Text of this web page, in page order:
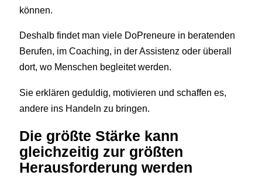
können.
Deshalb findet man viele DoPreneure in beratenden
Berufen, im Coaching, in der Assistenz oder überall
dort, wo Menschen begleitet werden.
Sie erklären geduldig, motivieren und schaffen es,
andere ins Handeln zu bringen.
Die größte Stärke kann
gleichzeitig zur größten
Herausforderung werden